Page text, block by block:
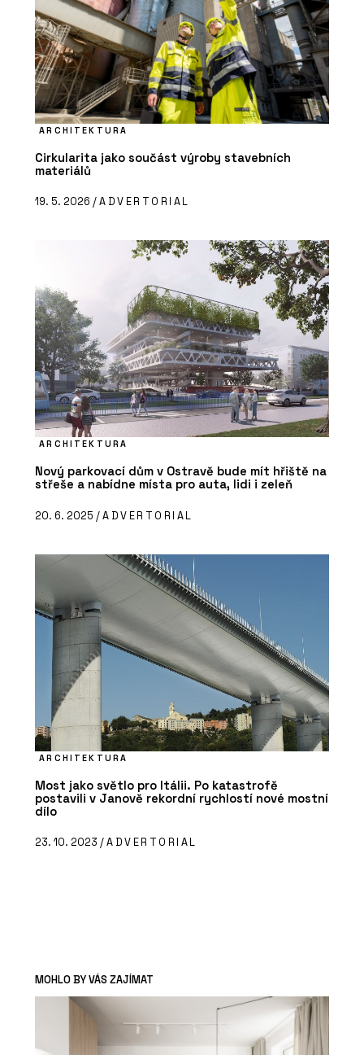
ARCHITEKTURA
Cirkularita jako součást výroby stavebních
materiálů
19. 5. 2026 /ADVERTORIAL
ARCHITEKTURA
Nový parkovací dům v Ostravě bude mít hřiště na
střeše a nabídne místa pro auta, lidi i zeleň
20. 6. 2025 /ADVERTORIAL
ARCHITEKTURA
Most jako světlo pro Itálii. Po katastrofě
postavili v Janově rekordní rychlostí nové mostní
dílo
23. 10. 2023 /ADVERTORIAL
MOHLO BY VÁS ZAJÍMAT